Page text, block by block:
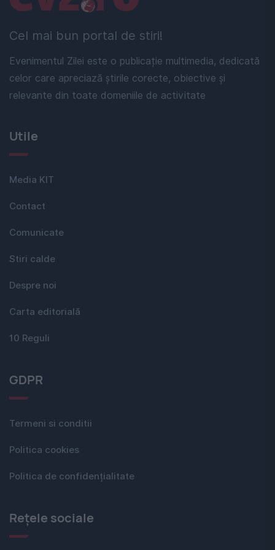
Cel mai bun portal de stiri!
Evenimentul Zilei este o publicație multimedia, dedicată
celor care apreciază știrile corecte, obiective și
relevante din toate domeniile de activitate
Utile
Media KIT
Contact
Comunicate
Stiri calde
Despre noi
Carta editorială
10 Reguli
GDPR
Termeni si conditii
Politica cookies
Politica de confidențialitate
Rețele sociale